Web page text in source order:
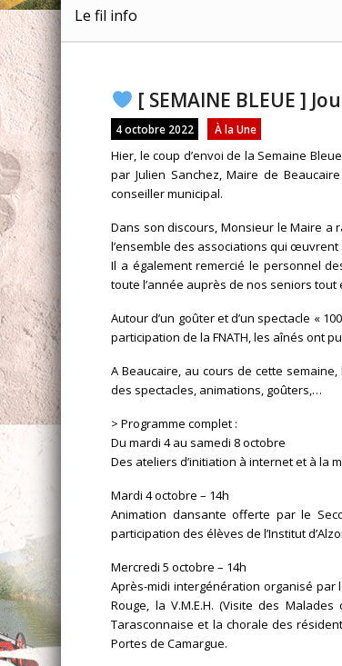
Le fil info
[ SEMAINE BLEUE ]
4 octobre 2022 À la Une
Hier, le coup d’envoi de la Semaine
par Julien Sanchez, Maire de
conseiller municipal.
Dans son discours, Monsieur le Maire a
l’ensemble des associations qui
Il a également remercié le personnel
toute l’année auprès de nos seniors
Autour d’un goûter et d’un spectacle «
participation de la FNATH, les aînés ont
A Beaucaire, au cours de cette
des spectacles, animations, goûters,…
> Programme complet :
Du mardi 4 au samedi 8 octobre
Des ateliers d’initiation à internet et à la
Mardi 4 octobre – 14h
Animation dansante offerte par le
participation des élèves de l’Institut
Mercredi 5 octobre – 14h
Après-midi intergénération organisé par
Rouge, la V.M.E.H. (Visite des
Tarasconnaise et la chorale des
Portes de Camargue.